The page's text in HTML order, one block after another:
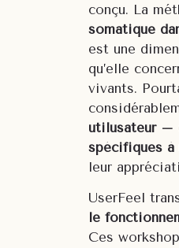
conçu. La
somatique
est une
qu’elle
vivants.
utilusateur –
spécifiques à
leur
UserFeel
le
Ces